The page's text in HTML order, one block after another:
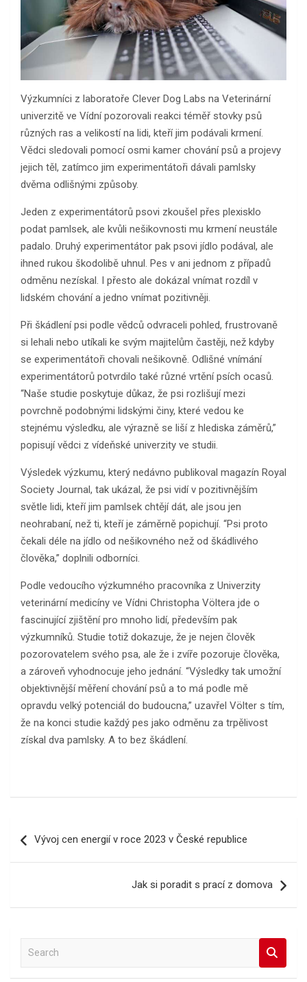
Výzkumníci z laboratoře Clever Dog Labs na Veterinární
univerzitě ve Vídní pozorovali reakci téměř stovky psů
různých ras a velikostí na lidi, kteří jim podávali krmení.
Vědci sledovali pomocí osmi kamer chování psů a projevy
jejich těl, zatímco jim experimentátoři dávali pamlsky
dvěma odlišnými způsoby.
Jeden z experimentátorů psovi zkoušel přes plexisklo
podat pamlsek, ale kvůli nešikovnosti mu krmení neustále
padalo. Druhý experimentátor pak psovi jídlo podával, ale
ihned rukou škodolibě uhnul. Pes v ani jednom z případů
odměnu nezískal. I přesto ale dokázal vnímat rozdíl v
lidském chování a jedno vnímat pozitivněji.
Při škádlení psi podle vědců odvraceli pohled, frustrovaně
si lehali nebo utíkali ke svým majitelům častěji, než kdyby
se experimentátoři chovali nešikovně. Odlišné vnímání
experimentátorů potvrdilo také různé vrtění psích ocasů.
“Naše studie poskytuje důkaz, že psi rozlišují mezi
povrchně podobnými lidskými činy, které vedou ke
stejnému výsledku, ale výrazně se liší z hlediska záměrů,”
popisují vědci z vídeňské univerzity ve studii.
Výsledek výzkumu, který nedávno publikoval magazín Royal
Society Journal, tak ukázal, že psi vidí v pozitivnějším
světle lidi, kteří jim pamlsek chtějí dát, ale jsou jen
neohrabaní, než ti, kteří je záměrně popichují. “Psi proto
čekali déle na jídlo od nešikovného než od škádlivého
člověka,” doplnili odborníci.
Podle vedoucího výzkumného pracovníka z Univerzity
veterinární medicíny ve Vídni Christopha Völtera jde o
fascinující zjištění pro mnoho lidí, především pak
výzkumníků. Studie totiž dokazuje, že je nejen člověk
pozorovatelem svého psa, ale že i zvíře pozoruje člověka,
a zároveň vyhodnocuje jeho jednání. “Výsledky tak umožní
objektivnější měření chování psů a to má podle mě
opravdu velký potenciál do budoucna,” uzavřel Völter s tím,
že na konci studie každý pes jako odměnu za trpělivost
získal dva pamlsky. A to bez škádlení.
pro
Vývoj cen energií v roce 2023 v České republice
Jak si poradit s prací z domova